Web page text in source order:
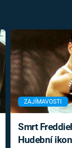
ZAJÍMAVOSTI
Smrt
Hudební